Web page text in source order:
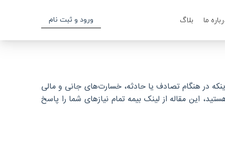
ما بلاگ ورود و ثبت نام
در هنگام تصادف یا حادثه، خسارت‌های جانی و مالی
این مقاله از لینک بیمه تمام نیازهای شما را پاسخ